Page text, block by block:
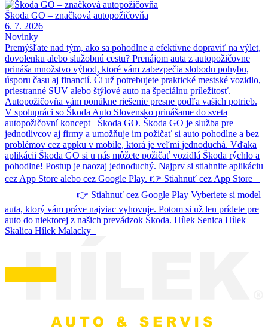
Škoda GO – značková autopožičovňa
6. 7. 2026
Novinky
Premýšľate nad tým, ako sa pohodlne a efektívne dopraviť na výlet,
dovolenku alebo služobnú cestu? Prenájom auta z autopožičovne
prináša množstvo výhod, ktoré vám zabezpečia slobodu pohybu,
úsporu času aj financií. Či už potrebujete praktické mestské vozidlo,
priestranné SUV alebo štýlové auto na špeciálnu príležitosť.
Autopožičovňa vám ponúkne riešenie presne podľa vašich potrieb.
V spolupráci so Škoda Auto Slovensko prinášame do sveta
autopožičovní koncept –Škoda GO. Škoda GO je služba pre
jednotlivcov aj firmy a umožňuje im požičať si auto pohodlne a bez
problémov cez appku v mobile, ktorá je veľmi jednoduchá. Vďaka
aplikácii Škoda GO si u nás môžete požičať vozidlá Škoda rýchlo a
pohodlne! Postup je naozaj jednoduchý. Najprv si stiahnite aplikáciu
cez App Store alebo cez Google Play. 👉 Stiahnuť cez App Store
👉 Stiahnuť cez Google Play Vyberiete si model
auta, ktorý vám práve najviac vyhovuje. Potom si už len prídete pre
auto do niektorej z našich prevádzok Škoda. Hílek Senica Hílek
Skalica Hílek Malacky